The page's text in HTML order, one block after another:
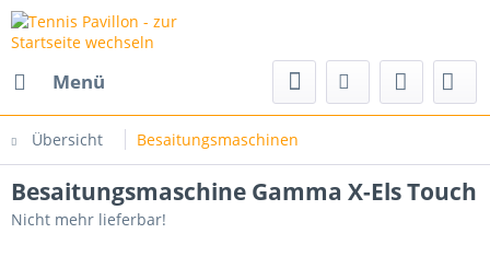
Menü
Übersicht Besaitungsmaschinen
Besaitungsmaschine Gamma X-Els Touch
Nicht mehr lieferbar!